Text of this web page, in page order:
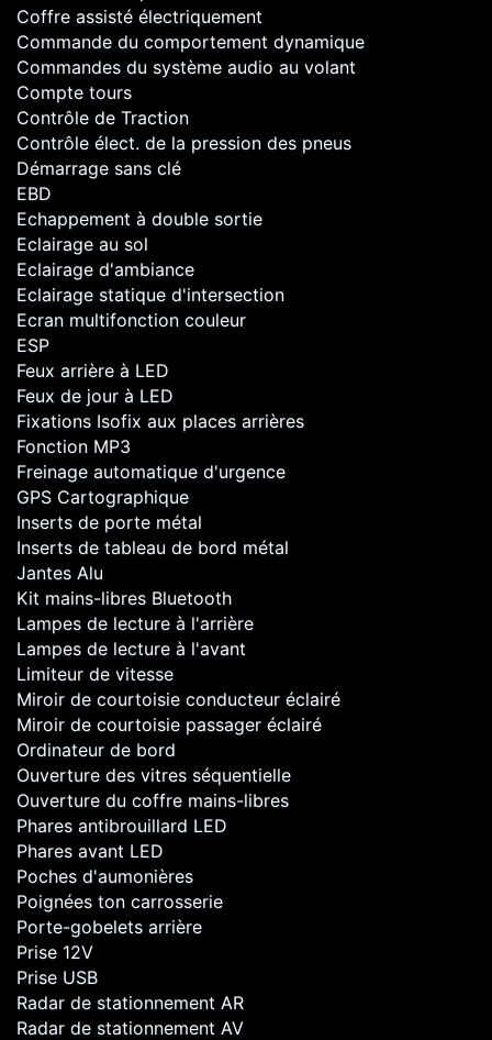
Coffre assisté électriquement
Commande du comportement dynamique
Commandes du système audio au volant
Compte tours
Contrôle de Traction
Contrôle élect. de la pression des pneus
Démarrage sans clé
EBD
Echappement à double sortie
Eclairage au sol
Eclairage d'ambiance
Eclairage statique d'intersection
Ecran multifonction couleur
ESP
Feux arrière à LED
Feux de jour à LED
Fixations Isofix aux places arrières
Fonction MP3
Freinage automatique d'urgence
GPS Cartographique
Inserts de porte métal
Inserts de tableau de bord métal
Jantes Alu
Kit mains-libres Bluetooth
Lampes de lecture à l'arrière
Lampes de lecture à l'avant
Limiteur de vitesse
Miroir de courtoisie conducteur éclairé
Miroir de courtoisie passager éclairé
Ordinateur de bord
Ouverture des vitres séquentielle
Ouverture du coffre mains-libres
Phares antibrouillard LED
Phares avant LED
Poches d'aumonières
Poignées ton carrosserie
Porte-gobelets arrière
Prise 12V
Prise USB
Radar de stationnement AR
Radar de stationnement AV